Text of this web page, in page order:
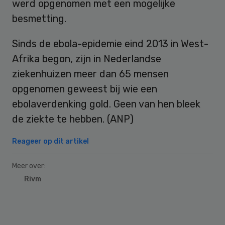
werd opgenomen met een mogelijke
besmetting.
Sinds de ebola-epidemie eind 2013 in West-
Afrika begon, zijn in Nederlandse
ziekenhuizen meer dan 65 mensen
opgenomen geweest bij wie een
ebolaverdenking gold. Geen van hen bleek
de ziekte te hebben. (ANP)
Reageer op dit artikel
Meer over:
Rivm